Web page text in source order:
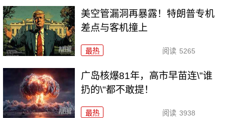
美空管漏洞再暴露！特朗普专机
差点与客机撞上
最热 阅读 5265
广岛核爆81年，高市早苗连\"谁
扔的\"都不敢提！
最热 阅读 3938